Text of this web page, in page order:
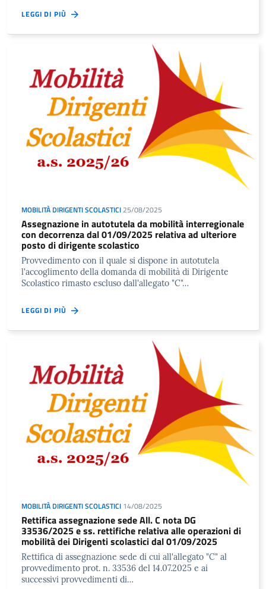
LEGGI DI PIÙ
MOBILITÀ DIRIGENTI SCOLASTICI 25/08/2025
Assegnazione in autotutela da mobilità interregionale
con decorrenza dal 01/09/2025 relativa ad ulteriore
posto di dirigente scolastico
Provvedimento con il quale si dispone in autotutela
l'accoglimento della domanda di mobilità di Dirigente
Scolastico rimasto escluso dall'allegato "C"…
LEGGI DI PIÙ
MOBILITÀ DIRIGENTI SCOLASTICI 14/08/2025
Rettifica assegnazione sede All. C nota DG
33536/2025 e ss. rettifiche relativa alle operazioni di
mobilità dei Dirigenti scolastici dal 01/09/2025
Rettifica di assegnazione sede di cui all'allegato "C" al
provvedimento prot. n. 33536 del 14.07.2025 e ai
successivi provvedimenti di…